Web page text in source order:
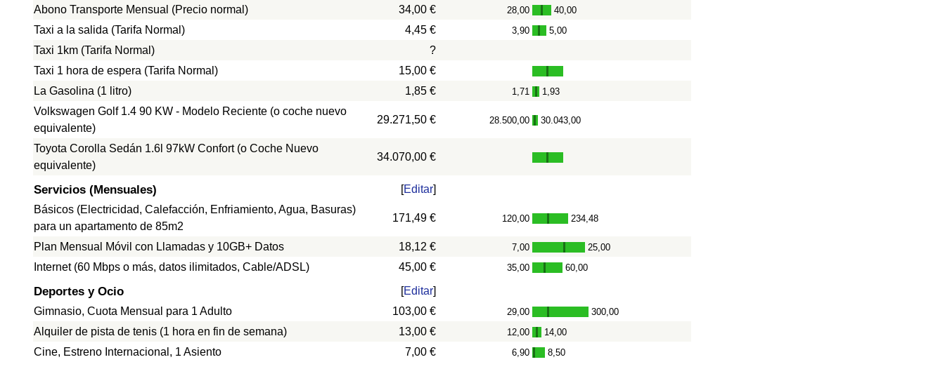
Abono Transporte Mensual (Precio normal) 34,00 € 28,00 - 40,00
Taxi a la salida (Tarifa Normal) 4,45 € 3,90 - 5,00
Taxi 1km (Tarifa Normal)
?
Taxi 1 hora de espera (Tarifa Normal)
15,00 €
La Gasolina (1 litro)
1,85 € 1,71 - 1,93
Volkswagen Golf 1.4 90 KW - Modelo Reciente (o coche nuevo
equivalente)
29.271,50 € 28.500,00 - 30.043,00
Toyota Corolla Sedán 1.6l 97kW Confort (o Coche Nuevo
equivalente)
34.070,00 €
Servicios (Mensuales) [Editar]
Básicos (Electricidad, Calefacción, Enfriamiento, Agua, Basuras)
para un apartamento de 85m2
171,49 € 120,00 - 234,48
Plan Mensual Móvil con Llamadas y 10GB+ Datos 18,12 € 7,00 - 25,00
Internet (60 Mbps o más, datos ilimitados, Cable/ADSL) 45,00 € 35,00 - 60,00
Deportes y Ocio [Editar]
Gimnasio, Cuota Mensual para 1 Adulto
103,00 € 29,00 - 300,00
Alquiler de pista de tenis (1 hora en fin de semana) 13,00 € 12,00 - 14,00
Cine, Estreno Internacional, 1 Asiento 7,00 € 6,90 - 8,50